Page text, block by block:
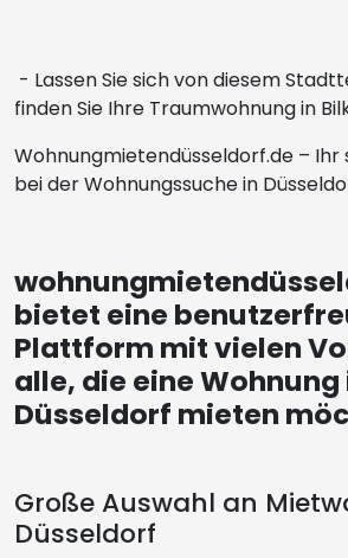
- Lassen Sie sich von diesem
finden Sie Ihre Traumwohnung in
Wohnungmietendüsseldorf.de –
bei der Wohnungssuche in
bietet eine
Plattform mit vielen
alle, die eine Wohnung
Düsseldorf mieten
Große Auswahl an
Düsseldorf